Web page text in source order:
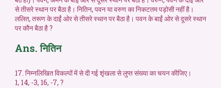
से तीसरे स्थान पर बैठा है। नितिन, पवन या वरुण का निकटतम पड़ोसी नहीं है।
ललित, तरूण के दाईं ओर से तीसरे स्थान पर बैठा है। पवन के बाईं ओर से दूसरे स्थान
पर कौन बैठा है ?
Ans. नितिन
17. निम्नलिखित विकल्पों में से दी गई शृंखला से लुप्त संख्या का चयन कीजिए।
1, 14, -3, 16, -7, ?